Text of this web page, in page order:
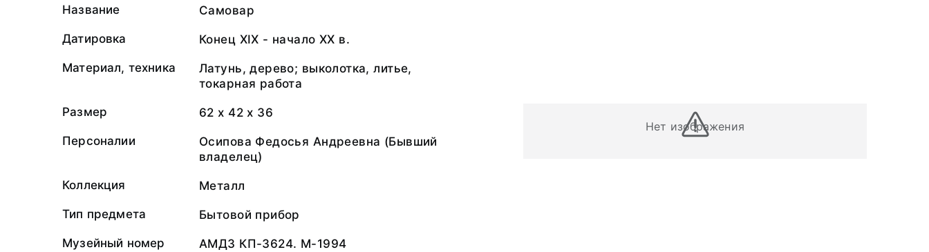
Нет изображения
Название Самовар
Датировка Конец ХIХ - начало ХХ в.
Материал, техника
Латунь, дерево; выколотка, литье,
токарная работа
Размер 62 х 42 х 36
Персоналии
Осипова Федосья Андреевна (Бывший
владелец)
Коллекция Металл
Тип предмета Бытовой прибор
Музейный номер АМДЗ КП-3624. М-1994